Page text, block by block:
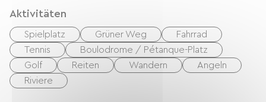
Aktivitäten
Spielplatz Grüner Weg
Fahrrad
Tennis
Boulodrome / Pétanque-Platz
Golf
Reiten Wandern
Angeln
Riviere